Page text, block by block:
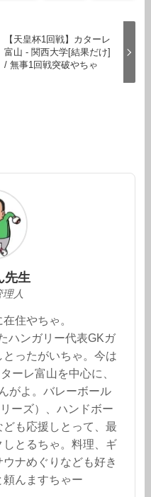
【天皇杯1回戦】カターレ
富山 - 関西大学[結果だけ]
/ 無事1回戦突破やちゃ
先生
人
住やちゃ。
ハンガリー代表GKガ
ったがいちゃ。今は
ーレ富山を中心に、
がよ。バレーボール
ーズ）、ハンドボー
も応援しとって、最
とるちゃ。料理、ギ
ナめぐりなども好き
んますちゃー